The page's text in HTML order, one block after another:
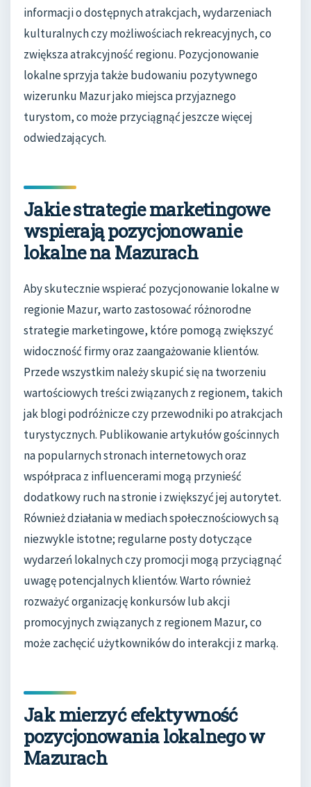
informacji o dostępnych atrakcjach, wydarzeniach
kulturalnych czy możliwościach rekreacyjnych, co
zwiększa atrakcyjność regionu. Pozycjonowanie
lokalne sprzyja także budowaniu pozytywnego
wizerunku Mazur jako miejsca przyjaznego
turystom, co może przyciągnąć jeszcze więcej
odwiedzających.
Jakie strategie marketingowe
wspierają pozycjonowanie
lokalne na Mazurach
Aby skutecznie wspierać pozycjonowanie lokalne w
regionie Mazur, warto zastosować różnorodne
strategie marketingowe, które pomogą zwiększyć
widoczność firmy oraz zaangażowanie klientów.
Przede wszystkim należy skupić się na tworzeniu
wartościowych treści związanych z regionem, takich
jak blogi podróżnicze czy przewodniki po atrakcjach
turystycznych. Publikowanie artykułów gościnnych
na popularnych stronach internetowych oraz
współpraca z influencerami mogą przynieść
dodatkowy ruch na stronie i zwiększyć jej autorytet.
Również działania w mediach społecznościowych są
niezwykle istotne; regularne posty dotyczące
wydarzeń lokalnych czy promocji mogą przyciągnąć
uwagę potencjalnych klientów. Warto również
rozważyć organizację konkursów lub akcji
promocyjnych związanych z regionem Mazur, co
może zachęcić użytkowników do interakcji z marką.
Jak mierzyć efektywność
pozycjonowania lokalnego w
Mazurach